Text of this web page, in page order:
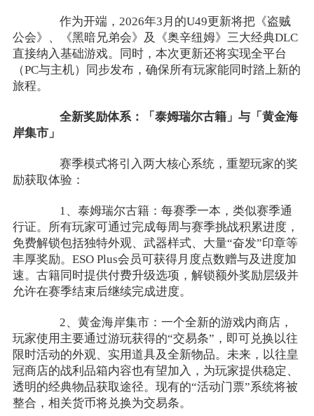
作为开端，2026年3月的U49更新将把《盗贼
公会》、《黑暗兄弟会》及《奥辛纽姆》三大经典DLC
直接纳入基础游戏。同时，本次更新还将实现全平台
（PC与主机）同步发布，确保所有玩家能同时踏上新的
旅程。
全新奖励体系：「泰姆瑞尔古籍」与「黄金海
岸集市」
赛季模式将引入两大核心系统，重塑玩家的奖
励获取体验：
1、泰姆瑞尔古籍：每赛季一本，类似赛季通
行证。所有玩家可通过完成每周与赛季挑战积累进度，
免费解锁包括独特外观、武器样式、大量“奋发”印章等
丰厚奖励。ESO Plus会员可获得月度点数赠与及进度加
速。古籍同时提供付费升级选项，解锁额外奖励层级并
允许在赛季结束后继续完成进度。
2、黄金海岸集市：一个全新的游戏内商店，
玩家使用主要通过游玩获得的“交易条”，即可兑换以往
限时活动的外观、实用道具及全新物品。未来，以往皇
冠商店的战利品箱内容也有望加入，为玩家提供稳定、
透明的经典物品获取途径。现有的“活动门票”系统将被
整合，相关货币将兑换为交易条。